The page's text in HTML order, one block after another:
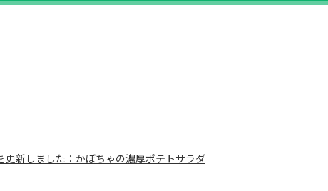
更新しました：かぼちゃの濃厚ポテトサラダ